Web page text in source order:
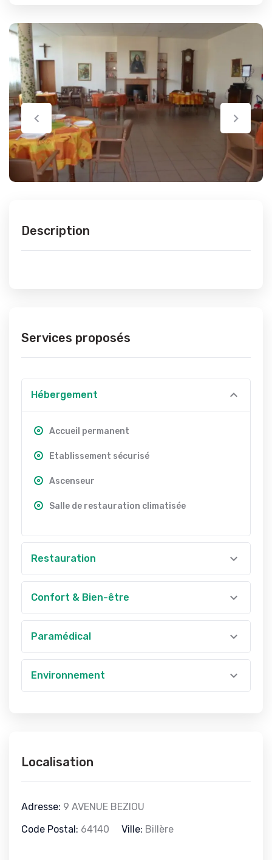
Description
Services proposés
Hébergement
Accueil permanent
Etablissement sécurisé
Ascenseur
Salle de restauration climatisée
Restauration
Confort & Bien-être
Paramédical
Environnement
Localisation
Adresse: 9 AVENUE BEZIOU
Code Postal: 64140 Ville: Billère